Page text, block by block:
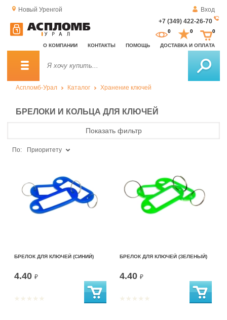
Новый Уренгой
Вход
+7 (349) 422-26-70
О КОМПАНИИ КОНТАКТЫ ПОМОЩЬ ДОСТАВКА И ОПЛАТА
0 0 0
Аспломб-Урал Каталог Хранение ключей
БРЕЛОКИ И КОЛЬЦА ДЛЯ КЛЮЧЕЙ
Показать фильтр
По: Приоритету
БРЕЛОК ДЛЯ КЛЮЧЕЙ (СИНИЙ)
4.40 ₽
БРЕЛОК ДЛЯ КЛЮЧЕЙ (ЗЕЛЕНЫЙ)
4.40 ₽